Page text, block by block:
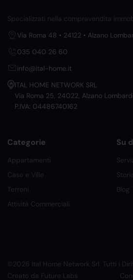
Specializzati nella compravendita
Via Roma 48 • 24122 • Alzano
035 040 26 60
info@ital-home.it
ITAL HOME NETWORK SRL
Via Roma 25, 24022, Alzano
P.IVA: 04486740162
Categorie
Appartamenti
Case e Ville
Terreni
Attività Commerciali
Su
Storia
Blog
©2026 Ital Home Network Srl. Tutti i
Creato da Future Labs